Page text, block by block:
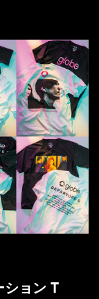
ョン T